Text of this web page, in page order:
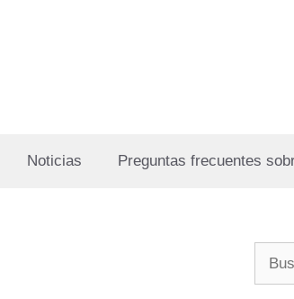
Noticias Preguntas frecuentes